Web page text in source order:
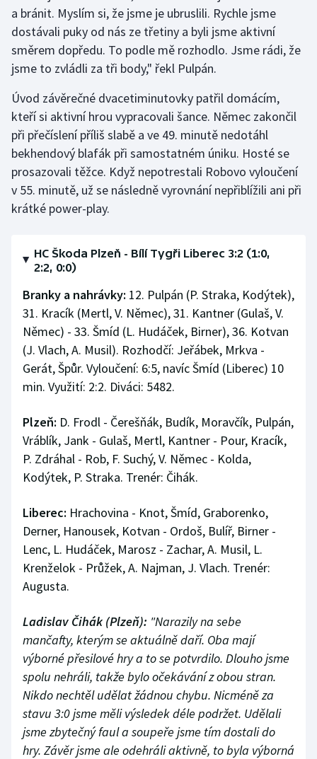
a bránit. Myslím si, že jsme je ubruslili. Rychle jsme
dostávali puky od nás ze třetiny a byli jsme aktivní
směrem dopředu. To podle mě rozhodlo. Jsme rádi, že
jsme to zvládli za tři body," řekl Pulpán.
Úvod závěrečné dvacetiminutovky patřil domácím,
kteří si aktivní hrou vypracovali šance. Němec zakončil
při přečíslení příliš slabě a ve 49. minutě nedotáhl
bekhendový blafák při samostatném úniku. Hosté se
prosazovali těžce. Když nepotrestali Robovo vyloučení
v 55. minutě, už se následně vyrovnání nepřiblížili ani při
krátké power-play.
HC Škoda Plzeň - Bílí Tygři Liberec 3:2 (1:0,
2:2, 0:0)
Branky a nahrávky: 12. Pulpán (P. Straka, Kodýtek),
31. Kracík (Mertl, V. Němec), 31. Kantner (Gulaš, V.
Němec) - 33. Šmíd (L. Hudáček, Birner), 36. Kotvan
(J. Vlach, A. Musil). Rozhodčí: Jeřábek, Mrkva -
Gerát, Špůr. Vyloučení: 6:5, navíc Šmíd (Liberec) 10
min. Využití: 2:2. Diváci: 5482.
Plzeň: D. Frodl - Čerešňák, Budík, Moravčík, Pulpán,
Vráblík, Jank - Gulaš, Mertl, Kantner - Pour, Kracík,
P. Zdráhal - Rob, F. Suchý, V. Němec - Kolda,
Kodýtek, P. Straka. Trenér: Čihák.
Liberec: Hrachovina - Knot, Šmíd, Graborenko,
Derner, Hanousek, Kotvan - Ordoš, Bulíř, Birner -
Lenc, L. Hudáček, Marosz - Zachar, A. Musil, L.
Krenželok - Průžek, A. Najman, J. Vlach. Trenér:
Augusta.
Ladislav Čihák (Plzeň): "Narazily na sebe
mančafty, kterým se aktuálně daří. Oba mají
výborné přesilové hry a to se potvrdilo. Dlouho jsme
spolu nehráli, takže bylo očekávání z obou stran.
Nikdo nechtěl udělat žádnou chybu. Nicméně za
stavu 3:0 jsme měli výsledek déle podržet. Udělali
jsme zbytečný faul a soupeře jsme tím dostali do
hry. Závěr jsme ale odehráli aktivně, to byla výborná